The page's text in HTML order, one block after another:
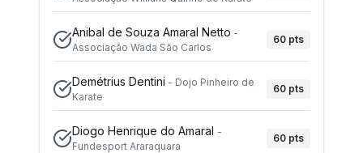
Anibal de Souza Amaral Netto -
Associação Wada São Carlos
60 pts
Demétrius Dentini - Dojo Pinheiro de
Karate
60 pts
Diogo Henrique do Amaral -
Fundesport Araraquara
60 pts